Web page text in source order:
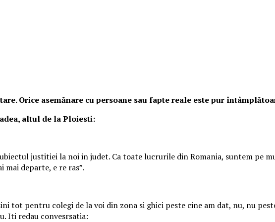
Orice asemănare cu persoane sau fapte reale este pur
altul de la Ploiesti:
justitiei la noi in judet. Ca toate lucrurile din Romania, suntem pe
departe, e re ras”.
tot pentru colegi de la voi din zona si ghici peste cine am dat, nu, nu
Iti redau convesrsatia: